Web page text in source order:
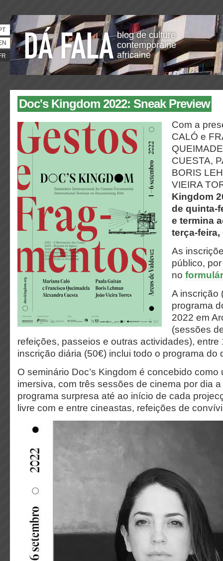
blog de culture
contemporaine
africaine
Doc's Kingdom 2022: Sneak Preview
Com a
CALÓ e
CUESTA,
BORIS
VIEIRA
Kingdom
de quinta-
e termina
terça-feira,
As
público,
no
A inscrição
programa
2022 em
(sessões
refeições, passeios e outras actividades), entre
inscrição diária (50€) inclui todo o programa do
O seminário Doc’s Kingdom é concebido como
imersiva, com três sessões de cinema por dia
programa surpresa até ao início de cada
livre com e entre cineastas, refeições de